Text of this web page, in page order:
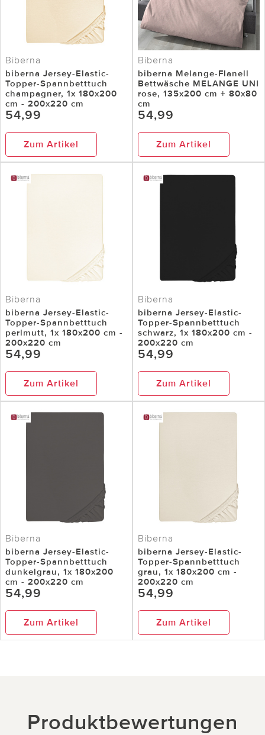
Biberna
biberna Jersey-Elastic-
Topper-Spannbetttuch
champagner, 1x 180x200
cm - 200x220 cm
54,99
Zum Artikel
Biberna
biberna Melange-Flanell
Bettwäsche MELANGE UNI
rose, 135x200 cm + 80x80
cm
54,99
Zum Artikel
Biberna
biberna Jersey-Elastic-
Topper-Spannbetttuch
perlmutt, 1x 180x200 cm -
200x220 cm
54,99
Zum Artikel
Biberna
biberna Jersey-Elastic-
Topper-Spannbetttuch
schwarz, 1x 180x200 cm -
200x220 cm
54,99
Zum Artikel
Biberna
biberna Jersey-Elastic-
Topper-Spannbetttuch
dunkelgrau, 1x 180x200
cm - 200x220 cm
54,99
Zum Artikel
Biberna
biberna Jersey-Elastic-
Topper-Spannbetttuch
grau, 1x 180x200 cm -
200x220 cm
54,99
Zum Artikel
Produktbewertungen